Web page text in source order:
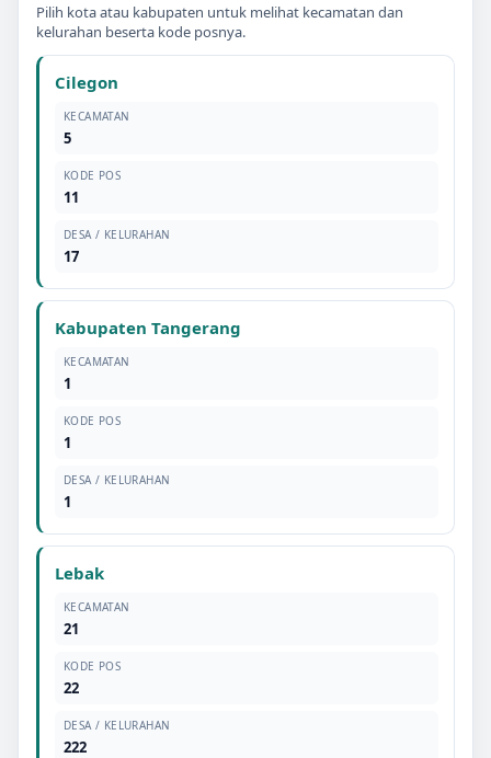
Pilih kota atau kabupaten untuk melihat kecamatan dan
kelurahan beserta kode posnya.
Cilegon
KECAMATAN
5
KODE POS
11
DESA / KELURAHAN
17
Kabupaten Tangerang
KECAMATAN
1
KODE POS
1
DESA / KELURAHAN
1
Lebak
KECAMATAN
21
KODE POS
22
DESA / KELURAHAN
222